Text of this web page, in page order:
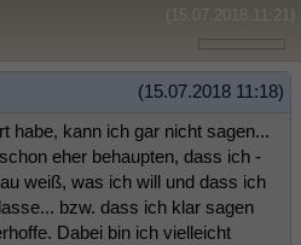
(15.07.2018 11:21)
(15.07.2018 11:18)
habe, kann ich gar nicht sagen...
eher behaupten, dass ich -
weiß, was ich will und dass ich
bzw. dass ich klar sagen
Dabei bin ich vielleicht